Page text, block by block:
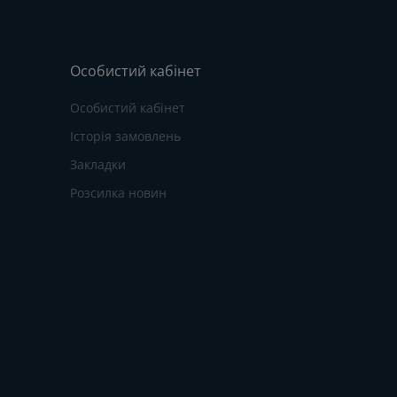
Особистий кабінет
Особистий кабінет
Історія замовлень
Закладки
Розсилка новин